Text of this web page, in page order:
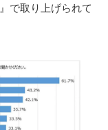
』で取り上げられて